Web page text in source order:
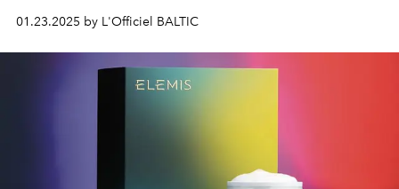
01.23.2025 by L'Officiel BALTIC